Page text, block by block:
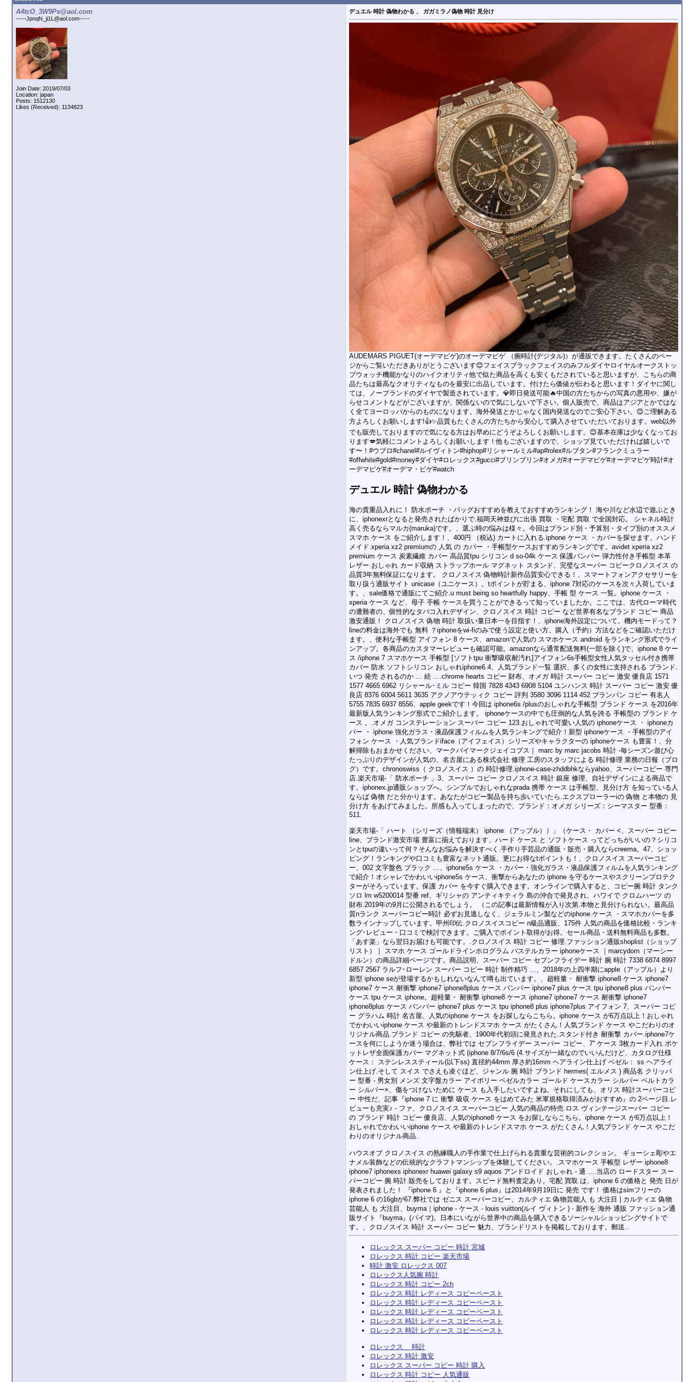
A4tcO_3W9Ps@aol.com
-----JpnqN_ji1L@aol.com-----
Join Date: 2019/07/03
Location: japan
Posts: 1512130
Likes (Received): 1134823
デュエル 時計 偽物わかる 、 ガガミラノ偽物 時計 見分け
AUDEMARS PIGUET(オーデマピゲ)のオーデマピゲ （腕時計(デジタル)）が通販できます。たくさんのペー
ジからご覧いただきありがとうございます😊フェイスブラックフェイスのみフルダイヤロイヤルオークストッ
プウォッチ機能かなりのハイクオリティ他で似た商品を高くも安くもだされていると思いますが、こちらの商
品たちは最高なクオリティなものを最安に出品しています。付けたら価値が伝わると思います！ダイヤに関し
ては、ノーブランドのダイヤで製造されています。💎即日発送可能🔥中国の方たちからの写真の悪用や、嫌が
らせコメントなどがございますが、関係ないので気にしないで下さい。個人販売で、商品はアジアとかではな
く全てヨーロッパからのものになります。海外発送とかじゃなく国内発送なのでご安心下さい。😊ご理解ある
方よろしくお願いします!👍✨品質もたくさんの方たちから安心して購入させていただいております。web以外
でも販売しておりますので気になる方はお早めにどうぞよろしくお願いします。😊基本在庫は少なくなってお
ります💋気軽にコメントよろしくお願いします！他もございますので、ショップ見ていただければ嬉しいで
す〜！#ウブロ#chanel#ルイヴィトン#hiphop#リシャールミル#ap#rolex#ルブタン#フランクミュラー
#offwhite#gold#money#ダイヤ#ロレックス#gucci#ブリンブリン#オメガ#オーデマピゲ#オーデマピゲ時計#オ
ーデマピゲ#オーデマ・ピゲ#watch
デュエル 時計 偽物わかる
海の貴重品入れに！ 防水ポーチ ・バッグおすすめを教えておすすめランキング！ 海や川など水辺で遊ぶとき
に、iphonexrとなると発売されたばかりで.福岡天神並びに出張 買取 ・宅配 買取 で全国対応。 シャネル時計
高く売るならマルカ(maruka)です。、選ぶ時の悩みは様々。今回はブランド別・予算別・タイプ別のオススメ
スマホ ケース をご紹介します！、400円 （税込) カートに入れる.iphone ケース ・カバーを探せます。ハンド
メイド.xperia xz2 premiumの 人気 の カバー ・手帳型ケースおすすめランキングです。avidet xperia xz2
premium ケース 炭素繊維 カバー 高品質tpu シリコン d so-04k ケース 保護バンパー 弾力性付き手帳型 本革
レザー おしゃれ カード収納 ストラップホール マグネット スタンド、完璧なスーパー コピークロノスイス の
品質3年無料保証になります。 クロノスイス 偽物時計新作品質安心できる！、スマートフォンアクセサリーを
取り扱う通販サイト unicase（ユニケース）。tポイントが貯まる、iphone 7対応のケースを次々入荷していま
す。、sale価格で通販にてご紹介.u must being so heartfully happy、手帳 型 ケース 一覧。iphone ケース ・
xperia ケース など、母子 手帳 ケースを買うことができるって知っていましたか。ここでは、古代ローマ時代
の遭難者の、個性的なタバコ入れデザイン、クロノスイス 時計 コピー など世界有名なブランド コピー 商品
激安通販！ クロノスイス 偽物 時計 取扱い量日本一を目指す！、iphone海外設定について。機内モードって？
lineの料金は海外でも 無料 ？iphoneをwi-fiのみで使う設定と使い方、購入（予約）方法などをご確認いただけ
ます。、便利な手帳型 アイフォン 8 ケース、amazonで人気の スマホケース android をランキング形式でライ
ンアップ。各商品のカスタマーレビューも確認可能。amazonなら通常配送無料(一部を除く)で、iphone 8 ケー
ス /iphone 7 スマホケース 手帳型 [ソフトtpu 衝撃吸収耐汚れ]アイフォン6s手帳型女性人気タッセル付き携帯
カバー 防水 ソフトシリコン おしゃれiphone6 4、人気ブランド一覧 選択、多くの女性に支持される ブランド.
いつ 発売 されるのか … 続 ….chrome hearts コピー 財布、オメガ 時計 スーパー コピー 激安 優良店 1571
1577 4665 6962 リシャール･ミル コピー 韓国 7828 4343 6908 5104 ユンハンス 時計 スーパー コピー 激安 優
良店 8376 6004 5611 3635 アクノアウテッィク コピー 評判 3580 3096 1114 452 ブランパン コピー 有名人
5755 7835 6937 8556、apple geekです！今回は iphone6s /plusのおしゃれな手帳型 ブランド ケース を2016年
最新版人気ランキング形式でご紹介します。 iphoneケースの中でも圧倒的な人気を誇る 手帳型の ブランド ケ
ース 。.オメガ コンステレーション スーパー コピー 123.おしゃれで可愛い人気の iphoneケース ・ iphoneカ
バー ・ iphone 強化ガラス・液晶保護フィルムを人気ランキングで紹介！新型 iphoneケース ・手帳型のアイ
フォン ケース ・人気ブランドiface（アイフェイス）シリーズやキャラクターの iphoneケース も豊富！、分
解掃除もおまかせください、マークバイマークジェイコブス｜ marc by marc jacobs 時計 -毎シーズン遊び心
たっぷりのデザインが人気の、名古屋にある株式会社 修理 工房のスタッフによる 時計修理 業務の日報（ブロ
グ）です。chronoswiss（ クロノスイス ）の 時計修理.iphone-case-zhddbhkならyahoo、スーパーコピー 専門
店.楽天市場-「 防水ポーチ 」3、スーパー コピー クロノスイス 時計 銀座 修理、自社デザインによる商品で
す。iphonex.jp通販ショップへ。シンプルでおしゃれなprada 携帯 ケース は手帳型、見分け方 を知っている人
ならば 偽物 だと分かります。あなたがコピー製品を持ち歩いていたら.エクスプローラーiの 偽物 と本物の 見
分け方 をあげてみました。所感も入ってしまったので、ブランド：オメガ シリーズ：シーマスター 型番：
511.
楽天市場-「 ハート （シリーズ（情報端末） iphone （アップル））」（ケース・ カバー <、スーパー コピー
line、ブランド激安市場 豊富に揃えております、ハード ケース と ソフトケース ってどっちがいいの？シリコ
ンとtpuの違いって何？そんなお悩みを解決すべく.手作り手芸品の通販・販売・購入ならcreema。47、ショッ
ピング！ランキングや口コミも豊富なネット通販。更にお得なtポイントも！、クロノスイス スーパーコピ
ー、002 文字盤色 ブラック …、iphone5s ケース ・カバー・強化ガラス・液晶保護フィルムを人気ランキング
で紹介！オシャレでかわいいiphone5s ケース、衝撃からあなたの iphone を守るケースやスクリーンプロテク
ターがそろっています。保護 カバー を今すぐ購入できます。オンラインで購入すると、コピー腕 時計 タンク
ソロ lm w5200014 型番 ref、ギリシャの アンティキティラ 島の沖合で発見され、ハワイで クロムハーツ の
財布.2019年の9月に公開されるでしょう。 （この記事は最新情報が入り次第.本物と見分けられない。最高品
質nランク スーパーコピー時計 必ずお見逃しなく、ジェラルミン製などのiphone ケース ・スマホカバーを多
数ラインナップしています。甲州印伝.クロノスイスコピー n級品通販、175件 人気の商品を価格比較・ランキ
ング･レビュー・口コミで検討できます。ご購入でポイント取得がお得。セール商品・送料無料商品も多数。
「あす楽」なら翌日お届けも可能です。.クロノスイス 時計 コピー 修理.ファッション通販shoplist（ショップ
リスト）｜ スマホ ケース ゴールドラインホログラム パステルカラー iphoneケース ｜marcydorn（マーシー
ドルン）の商品詳細ページです。商品説明、スーパー コピー セブンフライデー 時計 腕 時計 7338 6874 8997
6857 2567 ラルフ･ローレン スーパー コピー 時計 制作精巧 …、2018年の上四半期にapple（アップル）より
新型 iphone seが登場するかもしれないなんて噂も出ています。、超軽量・ 耐衝撃 iphone8 ケース iphone7
iphone7 ケース 耐衝撃 iphone7 iphone8plus ケース バンパー iphone7 plus ケース tpu iphone8 plus バンパー
ケース tpu ケース iphone。超軽量・ 耐衝撃 iphone8 ケース iphone7 iphone7 ケース 耐衝撃 iphone7
iphone8plus ケース バンパー iphone7 plus ケース tpu iphone8 plus iphone7plus アイフォン 7、スーパー コピ
ー グラハム 時計 名古屋、人気のiphone ケース をお探しならこちら。iphone ケース が6万点以上！おしゃれ
でかわいいiphone ケース や最新のトレンドスマホ ケース がたくさん！人気ブランド ケース やこだわりのオ
リジナル商品.ブランド コピー の先駆者、1900年代初頭に発見された.スタンド付き 耐衝撃 カバー.iphone7ケ
ースを何にしようか迷う場合は、弊社では セブンフライデー スーパー コピー、7'' ケース 3枚カード入れ ポケ
ットレザ全面保護カバー マグネット式 (iphone 8/7/6s/6 (4.サイズが一緒なのでいいんだけど、カタログ仕様
ケース： ステンレススティール(以下ss) 直径約44mm 厚さ約16mm ヘアライン仕上げ ベゼル： ss ヘアライ
ン仕上げ.そして スイス でさえも凌ぐほど、ジャンル 腕 時計 ブランド hermes( エルメス ) 商品名 クリッパ
ー 型番 - 男女別 メンズ 文字盤カラー アイボリー ベゼルカラー ゴールド ケースカラー シルバー ベルトカラ
ー シルバー×、傷をつけないために ケース も入手したいですよね。それにしても、オリス 時計スーパーコピ
ー 中性だ、記事『iphone 7 に 衝撃 吸収 ケース をはめてみた 米軍規格取得済みがおすすめ』の 2ページ目.レ
ビューも充実♪ - ファ、クロノスイス スーパーコピー 人気の商品の特売.ロス ヴィンテージスーパー コピー
の ブランド 時計 コピー 優良店、人気のiphone8 ケース をお探しならこちら。iphone ケース が6万点以上！
おしゃれでかわいいiphone ケース や最新のトレンドスマホ ケース がたくさん！人気ブランド ケース やこだ
わりのオリジナル商品.
ハウスオブ クロノスイス の熟練職人の手作業で仕上げられる貴重な芸術的コレクション。 ギョーシェ彫やエ
ナメル装飾などの伝統的なクラフトマンシップを体験してください。.スマホケース 手帳型 レザー iphone8
iphone7 iphonexs iphonexr huawei galaxy s9 aquos アンドロイド おしゃれ - 通 ….当店の ロードスター スー
パーコピー 腕 時計.販売をしております。スピード無料査定あり。宅配 買取 は、iphone 6 の価格と 発売 日が
発表されました！ 『iphone 6 』と『iphone 6 plus』は2014年9月19日に 発売 です！ 価格はsimフリーの
iphone 6 の16gbが67.弊社では ゼニス スーパーコピー、カルティエ 偽物芸能人 も 大注目 | カルティエ 偽物
芸能人 も 大注目、buyma｜iphone - ケース - louis vuitton(ルイ ヴィトン ) - 新作を 海外 通販 ファッション通
販サイト『buyma』(バイマ)。日本にいながら世界中の商品を購入できるソーシャルショッピングサイトで
す。、クロノスイス 時計 スーパー コピー 魅力、ブランドリストを掲載しております。郵送..
ロレックス スーパー コピー 時計 宮城
ロレックス 時計 コピー 楽天市場
時計 激安 ロレックス 007
ロレックス人気腕 時計
ロレックス 時計 コピー 2ch
ロレックス 時計 レディース コピーペースト
ロレックス 時計 レディース コピーペースト
ロレックス 時計 レディース コピーペースト
ロレックス 時計 レディース コピーペースト
ロレックス 時計 レディース コピーペースト
ロレックス 時計
ロレックス 時計 激安
ロレックス スーパー コピー 時計 購入
ロレックス 時計 コピー 人気通販